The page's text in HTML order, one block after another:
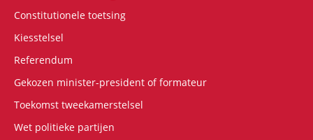
Constitutionele toetsing
Kiesstelsel
Referendum
Gekozen minister-president of formateur
Toekomst tweekamerstelsel
Wet politieke partijen